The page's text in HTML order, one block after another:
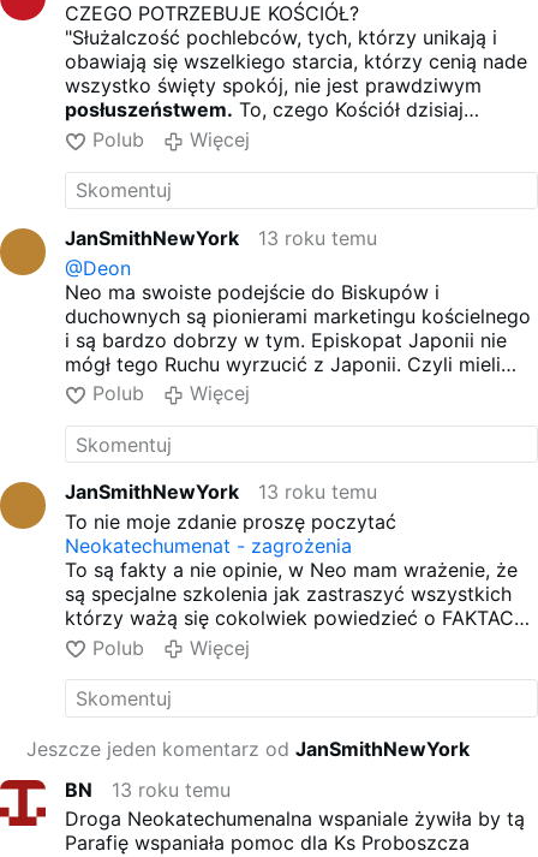
CZEGO POTRZEBUJE KOŚCIÓŁ?
"Służalczość pochlebców, tych, którzy unikają i
obawiają się wszelkiego starcia, którzy cenią nade
wszystko święty spokój, nie jest prawdziwym
posłuszeństwem. To, czego Kościół dzisiaj
potrzebuje, tak jak zresztą zawsze potrzebował, to
nie pochlebcy pomagający zachować święty
spokój, ale ludzie gotowi stanąć twarzą w twarz
wobec każdego nieporozumienia i ataku, które
może sprowokować ich postawa, jednym słowem
ludzie, którzy bardziej kochają Kościół niż
wygodne i bezkonfliktowe życie."
Freimut und Gehorsam, w: Das neue Volk Gottes.
Entwurfe zur Ekklesiologie, Dusseldorf 1977.
Pomoc Kościołowi, jest naszym obowiązkiem!
Polub Więcej
JanSmithNewYork
13 roku temu
@Deon
Neo ma swoiste podejście do Biskupów i
duchownych są pionierami marketingu kościelnego
i są bardzo dobrzy w tym. Episkopat Japonii nie
mógł tego Ruchu wyrzucić z Japonii. Czyli mieli
lepszy PR i dojścia od Episkopatu.
Jak episkopat nie mogł się ich pozbyć to co
dopiero taki mały ks Skotnicki jak byś czytał jego
książkę to byś wiedział jak był zastraszany i
prześladowany za to że zabrał głos. Był z ramienia
kościoła nadzorcą i nie mógł nic zrobić napisał
książki i ostrzega przed tym w czym sam
uczestniczył wiele lat.
Polub Więcej
JanSmithNewYork
13 roku temu
To nie moje zdanie proszę poczytać
Neokatechumenat - zagrożenia
To są fakty a nie opinie, w Neo mam wrażenie, że
są specjalne szkolenia jak zastraszyć wszystkich
którzy ważą się cokolwiek powiedzieć o FAKTACH
Proszę przestać zasłaniać się papieżem czy
biskupami czy o Danielem, dyskutujmy o faktach i
tylko o faktach a nie kto popiera czy kto coś tam...
Proszę przestać zastraszać to nie jest
postępowanie Chrześcijanina tylko sekciarza
Wątpię czy o Daniel czy Papież analizował to co
napisał ks Edward Skotnicki czy inni Kapłani z
ramienia Kościoła sprawujący nadzór nad Neo.
Polub Więcej
Jeszcze jeden komentarz odJanSmithNewYork
BN
13 roku temu
Droga Neokatechumenalna wspaniale żywiła by tą
Parafię wspaniała pomoc dla Ks Proboszcza